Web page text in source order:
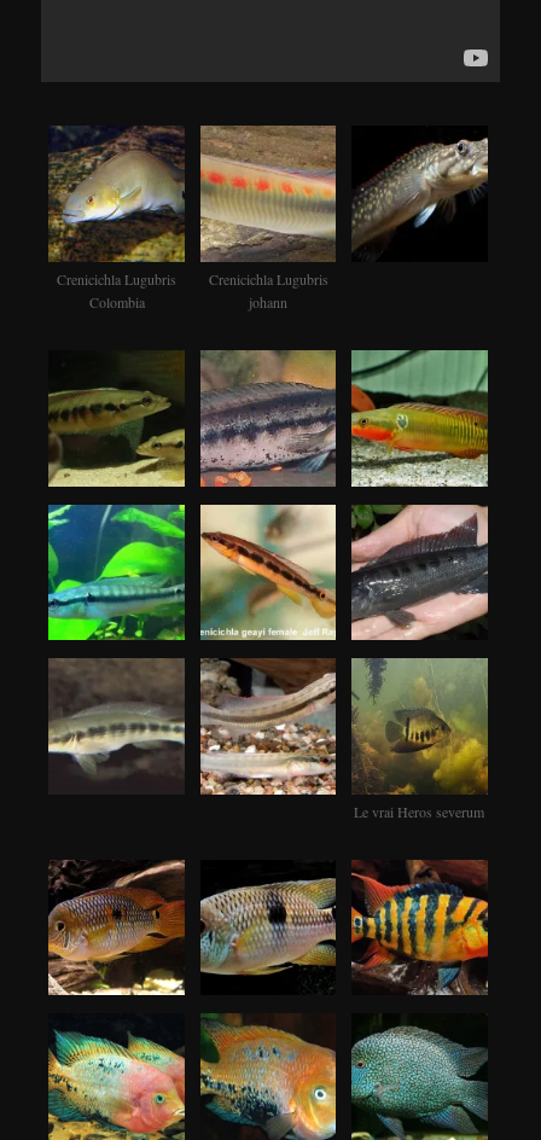
Crenicichla Lugubris
Colombia
Crenicichla Lugubris
johann
Le vrai Heros severum